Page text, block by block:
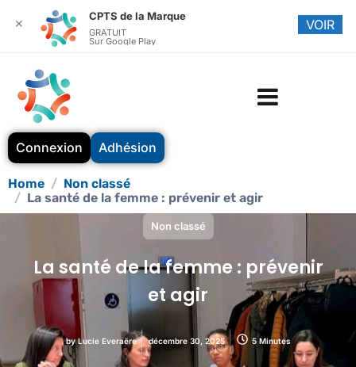
Connexion Adhésion
Home
Non classé
La santé de la femme : prévenir et agir
Non classé
La santé de la femme : prévenir
et agir
byLucie Everaëre décembre 30, 2025 5 Minutes
✕
CPTS de la Marque
GRATUIT
Sur Google Play
VOIR